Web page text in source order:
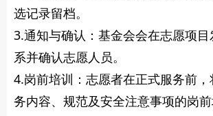
选记录留档。
3.通知与确认：基金会会在志愿项
系并确认志愿人员。
4.岗前培训：志愿者在正式服务前
务内容、规范及安全注意事项的岗前